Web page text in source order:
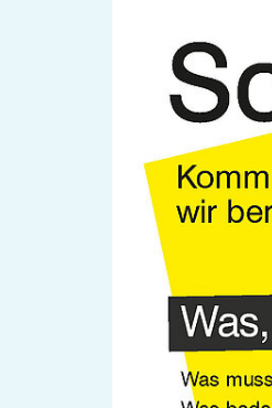
Standorte
Gemeinwesenarbeit
Raumvermietung
Auszeichnungen
Jobs + Praktika
Förderverein
Förderer